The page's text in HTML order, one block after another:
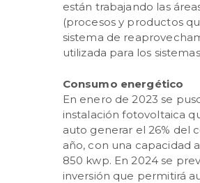
están trabajando las
(procesos y productos
sistema de
utilizada para los
Consumo energético
En enero de 2023 se
instalación fotovoltaica
auto generar el 26% del
año, con una capacidad
850 kwp. En 2024 se
inversión que permitirá